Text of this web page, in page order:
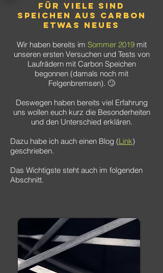
Für viele sind
Speichen aus Carbon
etwas Neues
Wir haben bereits im Sommer 2019mit
unseren ersten Versuchen und Tests von
Laufrädern mit Carbon Speichen
begonnen (damals noch mit
Felgenbremsen). 🙄
​Deswegen haben bereits viel Erfahrung
uns wollen euch kurz die Besonderheiten
und den Unterschied erklären.
Dazu habe ich auch einen Blog (Link)
geschrieben.
Das Wichtigste steht auch im folgenden
Abschnitt.